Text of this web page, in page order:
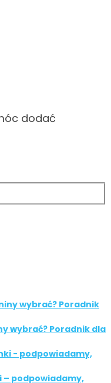
dodać
wybrać? Poradnik dla
– podpowiadamy,